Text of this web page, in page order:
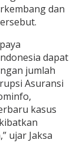
dan
dapat
jumlah
Asuransi
kasus
ujar Jaksa